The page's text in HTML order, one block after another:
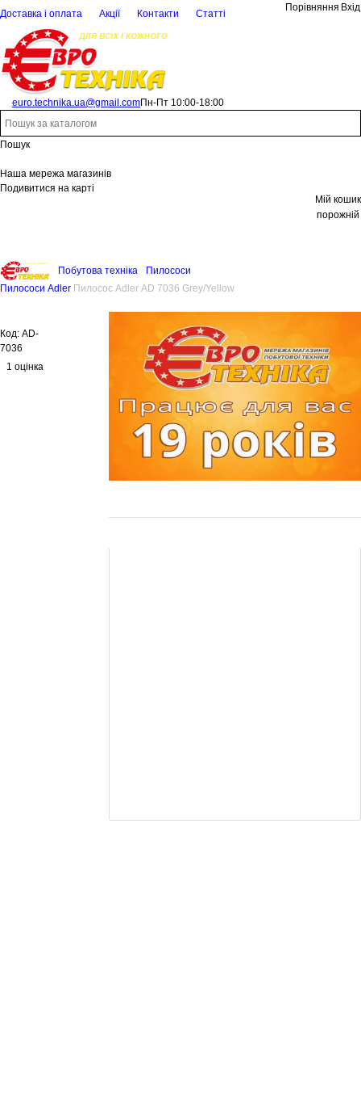
Доставка і оплата Акції Контакти Статті
Порівняння Вхід
euro.technika.ua@gmail.comПн-Пт 10:00-18:00
Пошук
Наша мережа магазинів
Подивитися на карті
Мій кошик
порожній
Побутова техніка
Пилососи
Пилососи Adler Пилосос Adler AD 7036 Grey/Yellow
Код: AD-
7036
1 оцінка